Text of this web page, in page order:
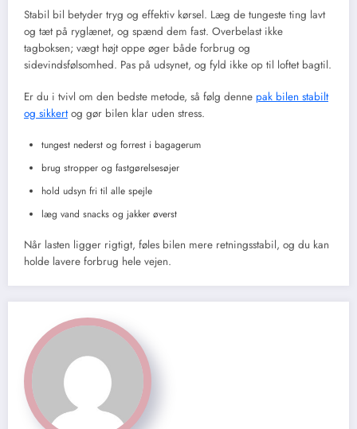
Stabil bil betyder tryg og effektiv kørsel. Læg de tungeste ting lavt
og tæt på ryglænet, og spænd dem fast. Overbelast ikke
tagboksen; vægt højt oppe øger både forbrug og
sidevindsfølsomhed. Pas på udsynet, og fyld ikke op til loftet bagtil.
Er du i tvivl om den bedste metode, så følg denne pak bilen stabilt
og sikkertog gør bilen klar uden stress.
tungest nederst og forrest i bagagerum
brug stropper og fastgørelsesøjer
hold udsyn fri til alle spejle
læg vand snacks og jakker øverst
Når lasten ligger rigtigt, føles bilen mere retningsstabil, og du kan
holde lavere forbrug hele vejen.